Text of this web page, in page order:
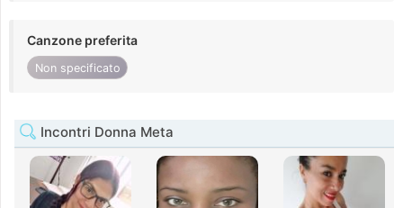
Canzone preferita
Non specificato
Incontri Donna Meta